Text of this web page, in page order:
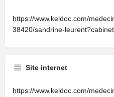
https://www.keldoc.com/
38420/sandrine-
Site internet
https://www.keldoc.com/